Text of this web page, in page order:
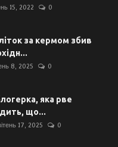
15, 2022 0
за кермом збив
8, 2025 0
яка рве
що...
17, 2025 0